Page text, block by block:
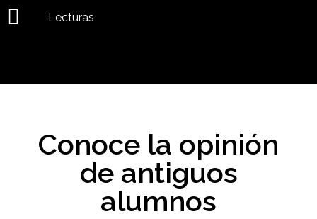
Lecturas
Conoce la opinión
de antiguos
alumnos